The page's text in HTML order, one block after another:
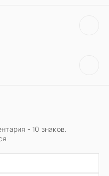
- 10 знаков.